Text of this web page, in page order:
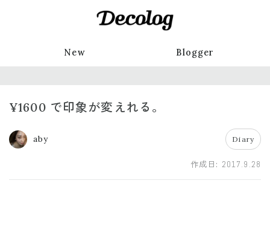
New Blogger
¥1600 で印象が変えれる。
aby Diary
作成日: 2017.9.28